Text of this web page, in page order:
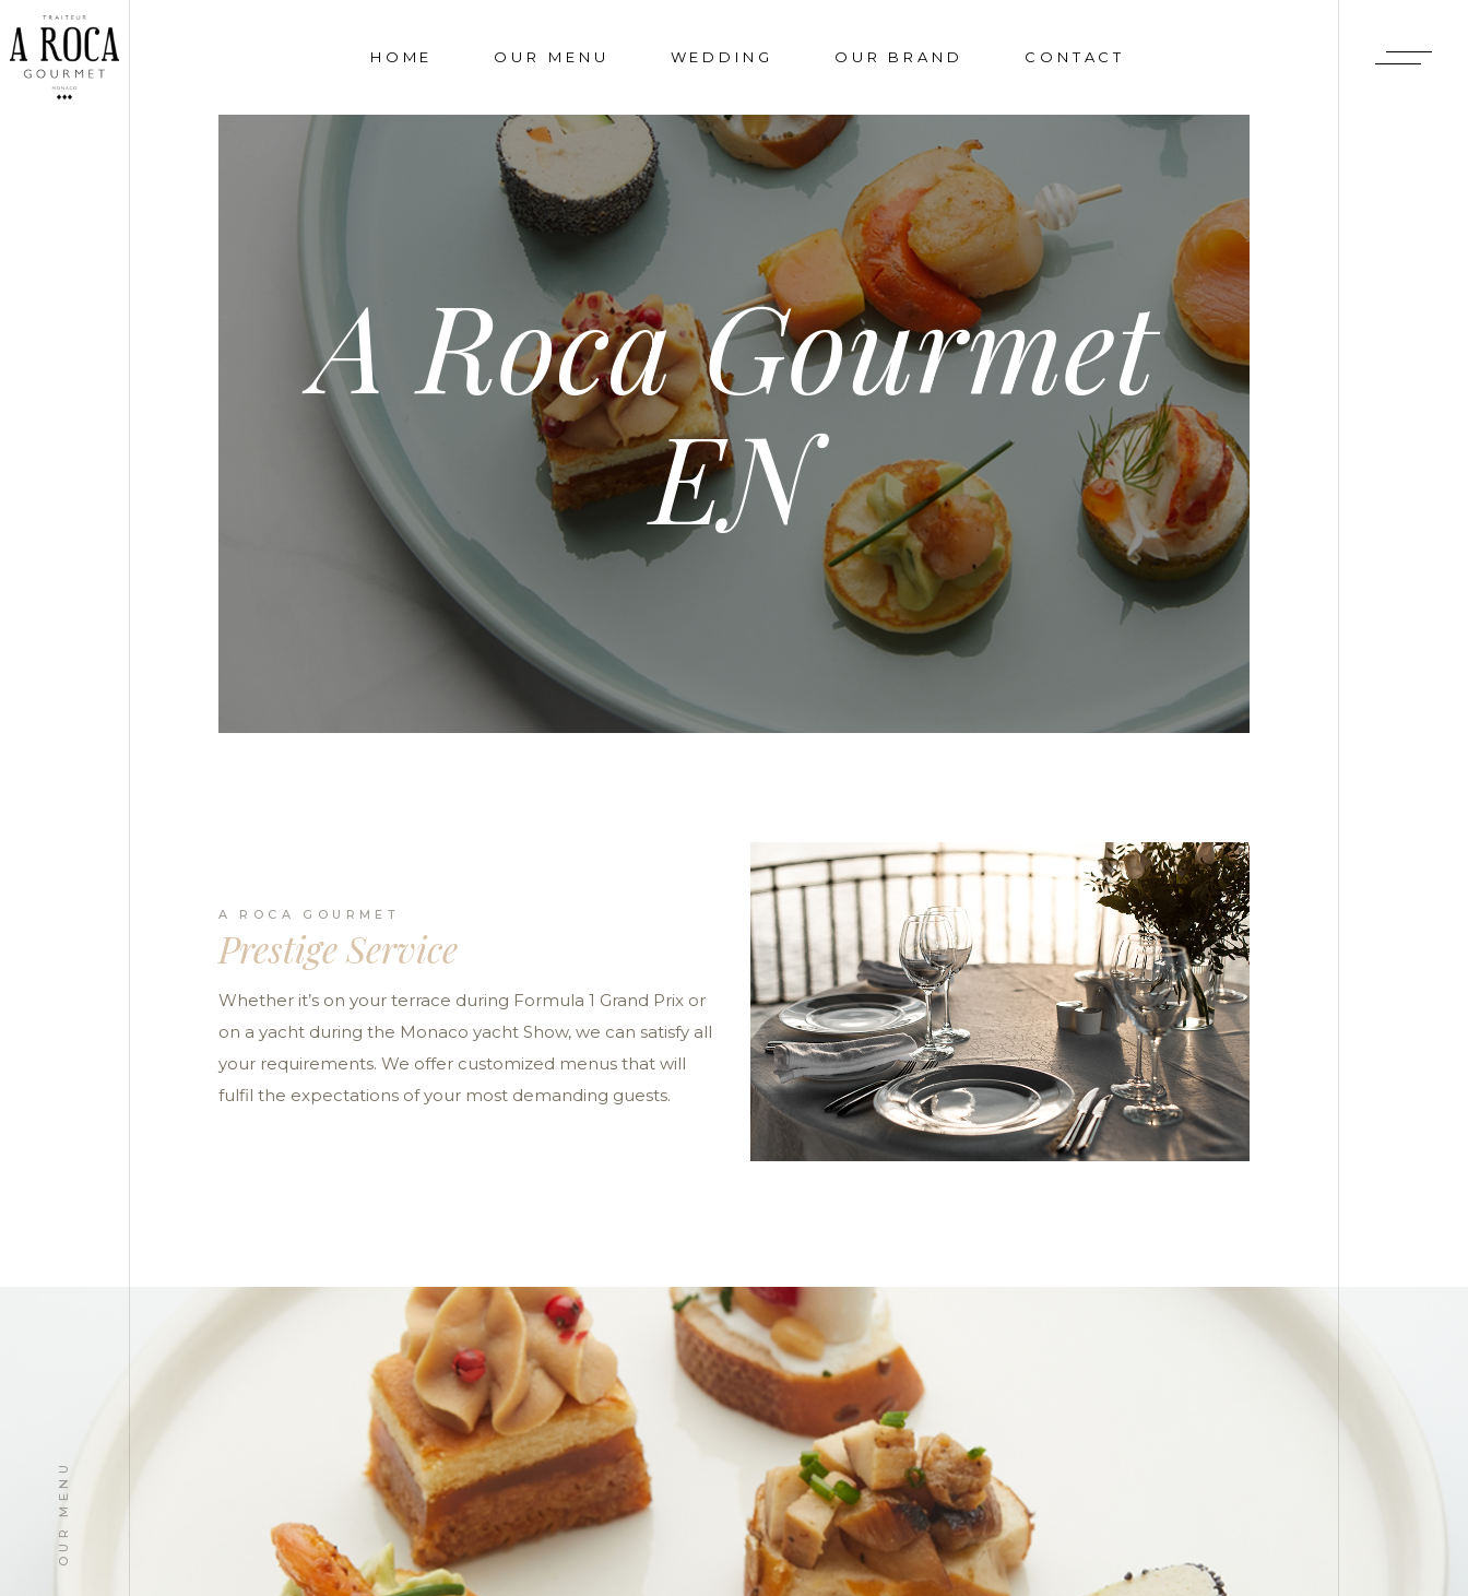
HOME OUR MENU WEDDING OUR BRAND
OUR LABORATORY
NOS ENGAGEMENTS
FAQS
CONTACT
OUR MENU
A Roca Gourmet
EN
A ROCA GOURMET
Prestige Service
Whether it’s on your terrace during Formula 1 Grand Prix or
on a yacht during the Monaco yacht Show, we can satisfy all
your requirements. We offer customized menus that will
fulfil the expectations of your most demanding guests.